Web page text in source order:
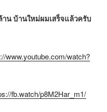
าน บ้านใหม่ผมเสร็จแล้วครับ
www.youtube.com/watch?
fb.watch/p8M2Har_m1/